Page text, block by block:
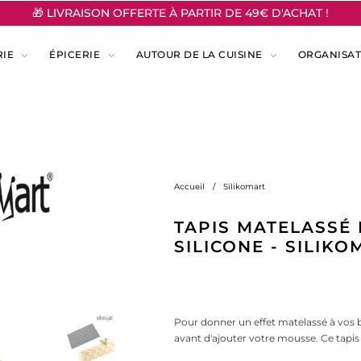
🎁 LIVRAISON OFFERTE À PARTIR DE 49€ D'ACHAT !
ÉPICERIE AUTOUR DE LA CUISINE
Accueil / Silikomart
TAPIS MATELASSÉ
SILICONE -
Pour donner un effet matelassé à
avant d'ajouter votre mousse. Ce